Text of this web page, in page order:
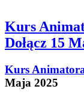
Kurs
Dołącz 15
Kurs
Maja 2025